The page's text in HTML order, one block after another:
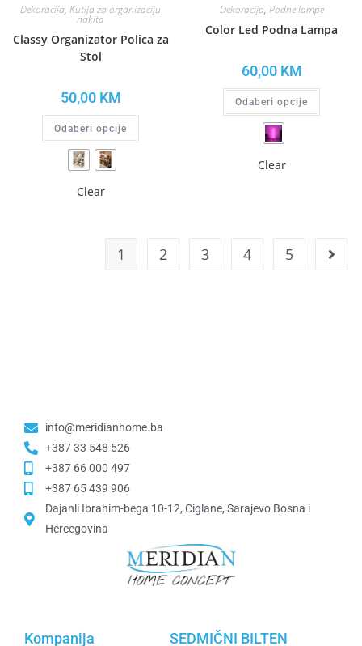
Dekoracija, Kutija za organizaciju
nakita
Classy Organizator Polica za
Stol
50,00 KM
Odaberi opcije
Clear
Dekoracija, Podne lampe
Color Led Podna Lampa
60,00 KM
Odaberi opcije
Clear
1 2 3 4 5
info@meridianhome.ba
+387 33 548 526
+387 66 000 497
+387 65 439 906
Dajanli Ibrahim-bega 10-12, Ciglane, Sarajevo Bosna i
Hercegovina​
Kompanija SEDMIČNI BILTEN